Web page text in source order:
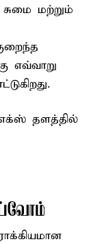
மற்றும்
எவ்வாறு
தளத்தில்